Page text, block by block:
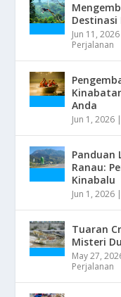
Destinasi
Jun 11, 2026
Perjalanan
Anda
Jun 1, 2026 |
Panduan
Ranau:
Kinabalu
Jun 1, 2026
Tuaran
Misteri
May 27,
Perjalanan